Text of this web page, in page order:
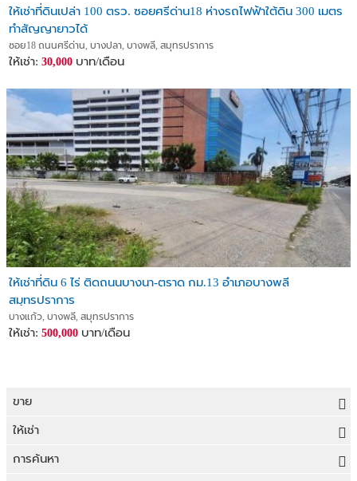
ให้เช่าที่ดินเปล่า 100 ตรว. ซอยศรีด่าน18 ห่างรถไฟฟ้าใต้ดิน 300 เมตร
ทำสัญญายาวได้
ซอย18 ถนนศรีด่าน, บางปลา, บางพลี, สมุทรปราการ
ให้เช่า: 30,000 บาท/เดือน
ให้เช่าที่ดิน 6 ไร่ ติดถนนบางนา-ตราด กม.13 อำเภอบางพลี
สมุทรปราการ
บางแก้ว, บางพลี, สมุทรปราการ
ให้เช่า: 500,000 บาท/เดือน
ขาย
ขายที่ดิน
ขายบ้าน
ให้เช่า
ให้เช่าที่ดิน
การค้นหา